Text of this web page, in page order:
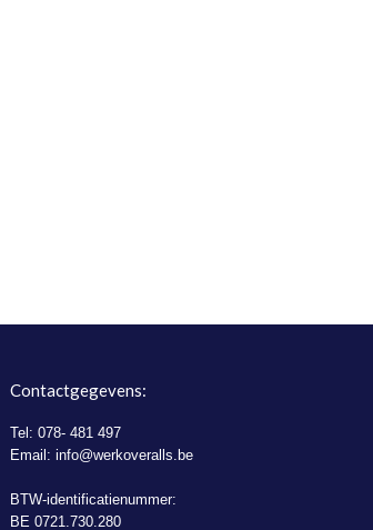
Contactgegevens:
Tel: 078- 481 497
Email:info@werkoveralls.be
BTW-identificatienummer:
BE 0721.730.280